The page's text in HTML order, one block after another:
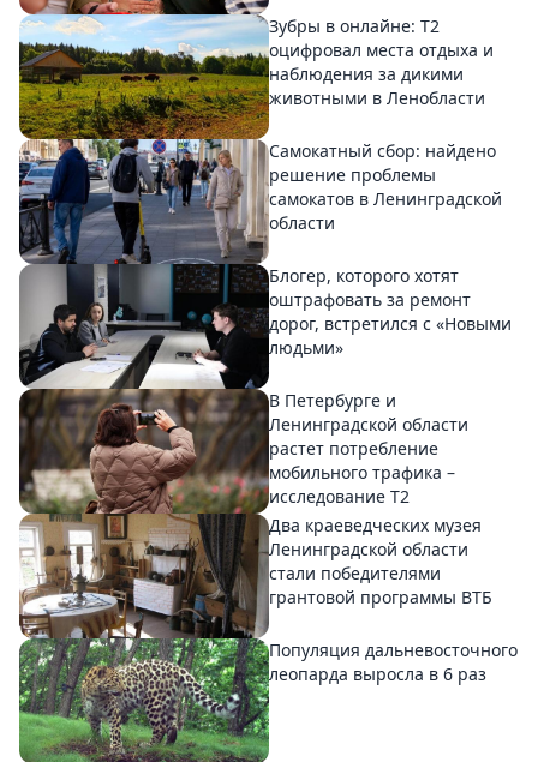
Зубры в онлайне: Т2
оцифровал места отдыха и
наблюдения за дикими
животными в Ленобласти
Самокатный сбор: найдено
решение проблемы
самокатов в Ленинградской
области
Блогер, которого хотят
оштрафовать за ремонт
дорог, встретился с «Новыми
людьми»
В Петербурге и
Ленинградской области
растет потребление
мобильного трафика –
исследование T2
Два краеведческих музея
Ленинградской области
стали победителями
грантовой программы ВТБ
Популяция дальневосточного
леопарда выросла в 6 раз